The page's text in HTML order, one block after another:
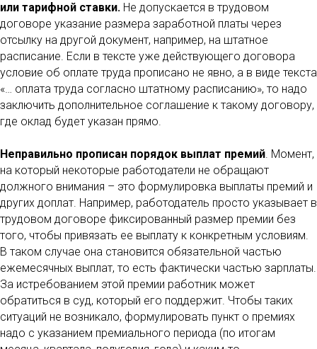
или тарифной ставки. Не допускается в трудовом
договоре указание размера заработной платы через
отсылку на другой документ, например, на штатное
расписание. Если в тексте уже действующего договора
условие об оплате труда прописано не явно, а в виде текста
«… оплата труда согласно штатному расписанию», то надо
заключить дополнительное соглашение к такому договору,
где оклад будет указан прямо.
Неправильно прописан порядок выплат премий. Момент,
на который некоторые работодатели не обращают
должного внимания – это формулировка выплаты премий и
других доплат. Например, работодатель просто указывает в
трудовом договоре фиксированный размер премии без
того, чтобы привязать ее выплату к конкретным условиям.
В таком случае она становится обязательной частью
ежемесячных выплат, то есть фактически частью зарплаты.
За истребованием этой премии работник может
обратиться в суд, который его поддержит. Чтобы таких
ситуаций не возникало, формулировать пункт о премиях
надо с указанием премиального периода (по итогам